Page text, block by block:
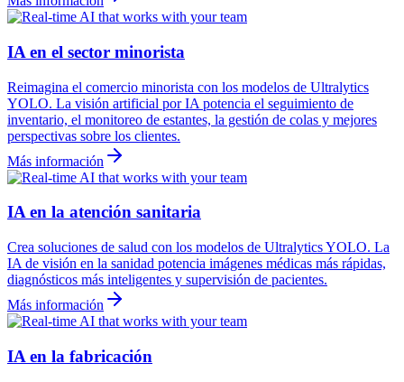
IA en el sector minorista
Reimagina el comercio minorista con los modelos de Ultralytics
YOLO. La visión artificial por IA potencia el seguimiento de
inventario, el monitoreo de estantes, la gestión de colas y mejores
perspectivas sobre los clientes.
Más información
IA en la atención sanitaria
Crea soluciones de salud con los modelos de Ultralytics YOLO. La
IA de visión en la sanidad potencia imágenes médicas más rápidas,
diagnósticos más inteligentes y supervisión de pacientes.
Más información
IA en la fabricación